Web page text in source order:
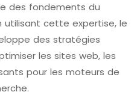
des fondements du
utilisant cette expertise, le
des stratégies
les sites web, les
pour les moteurs de